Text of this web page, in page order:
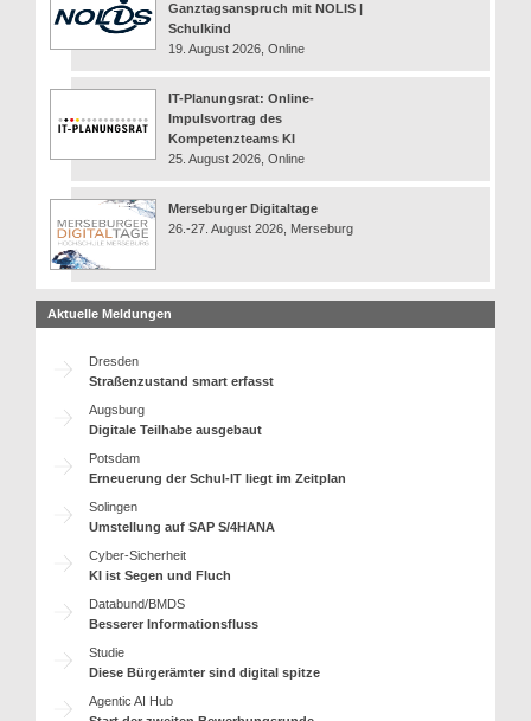
Ganztagsanspruch mit NOLIS |
Schulkind
19. August 2026, Online
IT-Planungsrat: Online-
Impulsvortrag des
Kompetenzteams KI
25. August 2026, Online
Merseburger Digitaltage
26.-27. August 2026, Merseburg
Aktuelle Meldungen
Dresden
Straßenzustand smart erfasst
Augsburg
Digitale Teilhabe ausgebaut
Potsdam
Erneuerung der Schul-IT liegt im Zeitplan
Solingen
Umstellung auf SAP S/4HANA
Cyber-Sicherheit
KI ist Segen und Fluch
Databund/BMDS
Besserer Informationsfluss
Studie
Diese Bürgerämter sind digital spitze
Agentic AI Hub